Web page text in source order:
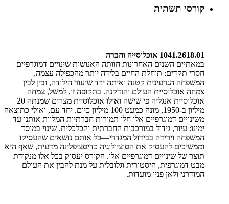
קורסי תשתית
1041.2618.01 אוכלוסייה וחברה
במאתיים השנים האחרונות חוותה האנושות שינויים דמוגרפיים
חסרי תקדים: תוחלת החיים בלידה יותר מהכפילה עצמה,
המשפחה הגרעינית קטנה ואיתה ירד שיעור הילודה, ובין לבין
צמחה אוכלוסיית העולם והזדקנה. בתקופה זו, למשל, צמחה
אוכלוסיית אנגליה פי שישה ואילו אוכלוסיית מצרים שמנתה 20
מיליון ב-1950, מונה כמעט 100 מיליון כיום. יחד עם, ואולי כתוצאה
משינויים דמוגרפיים אלו חלו תמורות חברתיות המלוות אותנו עד
ימינו: עיור, גידול במורכבות החברתית והכלכלית, שינוי במוסד
המשפחה וירידה בבידול המגדרי—כל אותם נושאים שהעסיקו
וממשיכים להעסיק את הסוציולוגיה כדיסציפלינה מדעית, שאף היא
תוצר של שינויים דמוגרפיים אלו. הקורס יעסוק בכל אלו מנקודת
מבט דמוגרפית, היסטורית וגלובלית על מנת להבין את העולם
המודרני ולאן פניו מועדות.